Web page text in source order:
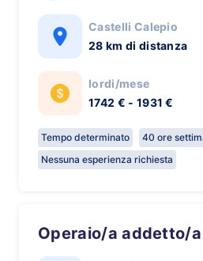
Castelli Calepio
28 km di distanza
lordi/mese
1742 € - 1931 €
Tempo determinato
40 ore
Nessuna esperienza richiesta
Operaio/a addetto/